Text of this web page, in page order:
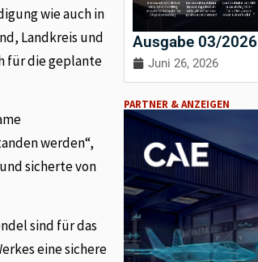
wie auch in
Landkreis und
für die geplante
werden“,
sicherte von
sind für das
eine sichere
Ausgabe 03/2026
Juni 26, 2026
PARTNER & ANZEIGEN